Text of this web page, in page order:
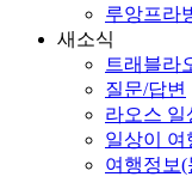
루앙프라
새소식
트래블라
질문/답변
라오스 일
일상이 여
여행정보